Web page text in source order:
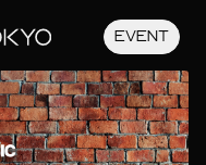
EVENT
JA EN